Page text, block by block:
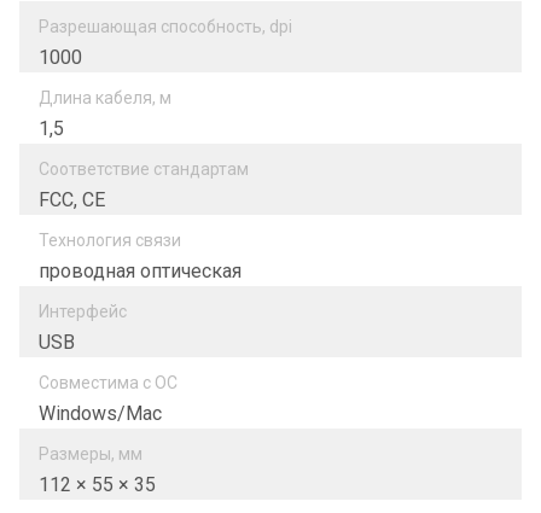
Разрешающая способность, dpi
1000
Длина кабеля, м
1,5
Соответствие стандартам
FCC, CE
Технология связи
проводная оптическая
Интерфейс
USB
Совместима с ОС
Windows/Mac
Размеры, мм
112 × 55 × 35